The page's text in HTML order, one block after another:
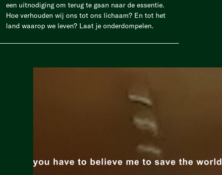
een uitnodiging om terug te gaan naar de essentie.
Hoe verhouden wij ons tot ons lichaam? En tot het
land waarop we leven? Laat je onderdompelen.